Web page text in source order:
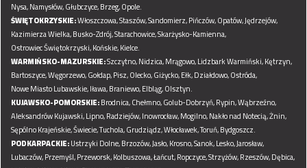
Nysa,Namysłów,Głubczyce,Brzeg,Opole.
ŚWIĘTOKRZYSKIE:Włoszczowa,Staszów,Sandomierz,Pińczów,Opatów,Jędrzejów,
Kazimierza Wielka,Busko-Zdrój,Starachowice,Skarżysko-Kamienna,
Ostrowiec Świętokrzyski,Końskie,Kielce.
WARMIŃSKO-MAZURSKIE:Szczytno,Nidzica,Mrągowo,Lidzbark Warmiński,Kętrzyn,
Bartoszyce,Węgorzewo,Gołdap,Pisz,Olecko,Giżycko,Ełk,Działdowo,Ostróda,
Nowe Miasto Lubawskie,Iława,Braniewo,Elbląg,Olsztyn.
KUJAWSKO-POMORSKIE:Brodnica,Chełmno,Golub-Dobrzyń,Rypin,Wąbrzeźno,
Aleksandrów Kujawski,Lipno,Radziejów,Inowrocław,Mogilno,Nakło nad Notecią,Żnin,
Sępólno Krajeńskie,Świecie,Tuchola,Grudziądz,Włocławek,Toruń,Bydgoszcz.
PODKARPACKIE:Ustrzyki Dolne,Brzozów,Jasło,Krosno,Sanok,Lesko,Jarosław,
Lubaczów,Przemyśl,Przeworsk,Kolbuszowa,Łańcut,Ropczyce,Strzyżów,Rzeszów,Dębica,